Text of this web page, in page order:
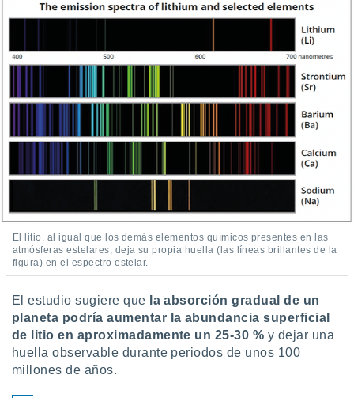
El litio, al igual que los demás elementos químicos presentes en las
atmósferas estelares, deja su propia huella (las líneas brillantes de la
figura) en el espectro estelar.
El estudio sugiere que la absorción gradual de un
planeta podría aumentar la abundancia superficial
de litio en aproximadamente un 25-30 % y dejar una
huella observable durante periodos de unos 100
millones de años.